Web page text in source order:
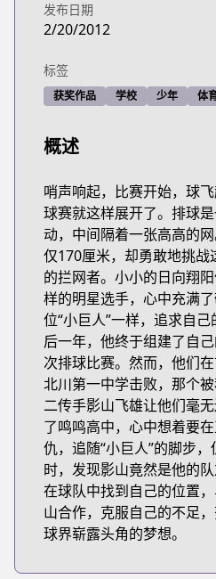
MANGA Plus
https://
发布日期
2/20/2012
标签
获奖作品 学校 少年 体
概述
哨声响起，比赛开始，球
球赛就这样展开了。排球
动，中间隔着一张高高的
仅170厘米，却勇敢地挑
的拦网者。小小的日向翔
样的明星选手，心中充满
位“小巨人”一样，追求自
后一年，他终于组建了自
次排球比赛。然而，他们
北川第一中学击败，那个
二传手影山飞雄让他们毫
了鸣鸣高中，心中想着要
仇，追随“小巨人”的脚步
时，发现影山竟然是他的
在球队中找到自己的位置
山合作，克服自己的不足
球界崭露头角的梦想。